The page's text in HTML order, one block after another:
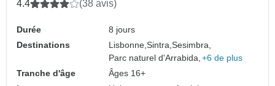
4.4 (38 avis)
Durée
8 jours
Destinations
Lisbonne,Sintra,Sesimbra,
Parc naturel d'Arrabida, +6 de plus
Tranche d'âge
Âges 16+